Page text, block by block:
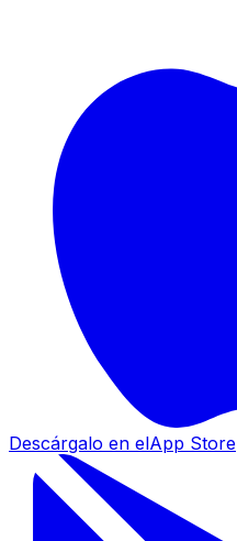
Descárgalo en elApp Store